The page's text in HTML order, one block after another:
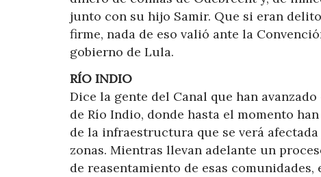
junto con su hijo Samir. Que si eran
firme, nada de eso valió ante la
gobierno de Lula.
RÍO INDIO
Dice la gente del Canal que han
de Río Indio, donde hasta el momento
de la infraestructura que se verá
zonas. Mientras llevan adelante un
de reasentamiento de esas